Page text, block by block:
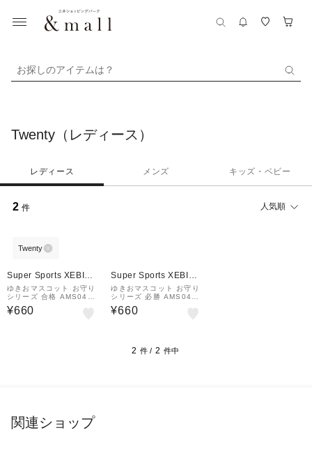
お探しのアイテムは？
Twenty（レディース）
レディース メンズ キッズ・ベビー
2 件 人気順
Twenty
Super Sports XEBIO
&mall店
ゆきおマスコット お守り
シリーズ 合格 AMS041
ゴウカク
¥660
Super Sports XEBIO
&mall店
ゆきおマスコット お守り
シリーズ 必勝 AMS041
ヒッショウ
¥660
2 件 / 2 件中
関連ショップ